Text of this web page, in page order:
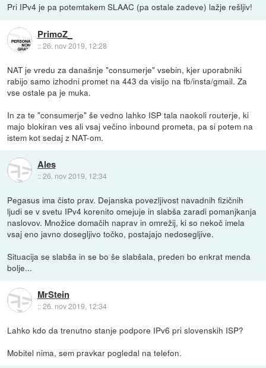
Pri IPv4 je pa potemtakem SLAAC (pa ostale zadeve) lažje rešljiv!
PrimoZ_
::26. nov 2019, 12:28
NAT je vredu za današnje "consumerje" vsebin, kjer uporabniki
rabijo samo izhodni promet na 443 da visijo na fb/insta/gmail. Za
vse ostale pa je muka.
In za te "consumerje" še vedno lahko ISP tala naokoli routerje, ki
majo blokiran ves ali vsaj večino inbound prometa, pa si potem na
istem kot sedaj z NAT-om.
Ales
::26. nov 2019, 12:34
Pegasus ima čisto prav. Dejanska povezljivost navadnih fizičnih
ljudi se v svetu IPv4 korenito omejuje in slabša zaradi pomanjkanja
naslovov. Množice domačih naprav in omrežij, ki so nekoč imela
vsaj eno javno dosegljivo točko, postajajo nedosegljive.
Situacija se slabša in se bo še slabšala, preden bo enkrat menda
bolje...
MrStein
::26. nov 2019, 12:34
Lahko kdo da trenutno stanje podpore IPv6 pri slovenskih ISP?
Mobitel nima, sem pravkar pogledal na telefon.